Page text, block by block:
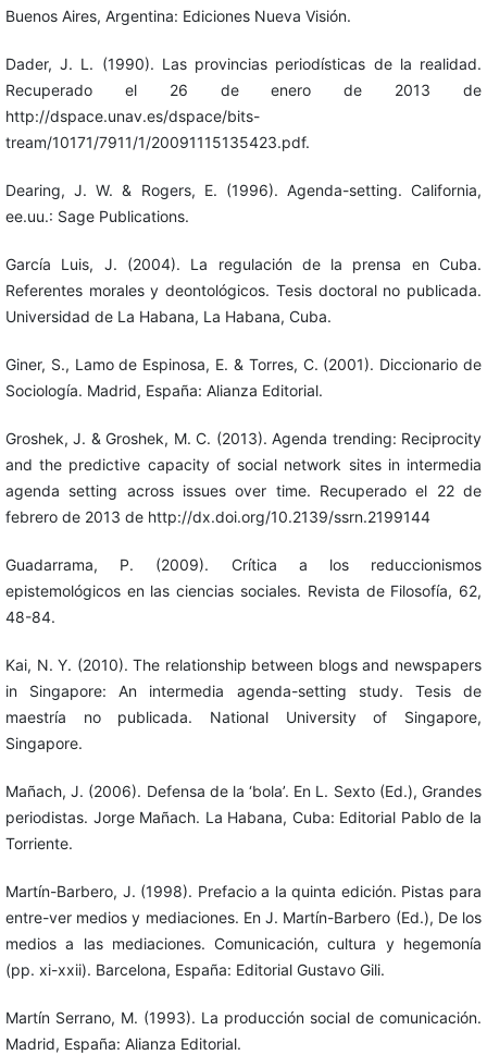
Buenos Aires, Argentina: Ediciones Nueva Visión.
Dader, J. L. (1990). Las provincias periodísticas de la realidad.
Recuperado el 26 de enero de 2013 de
http://dspace.unav.es/dspace/bits-
tream/10171/7911/1/20091115135423.pdf.
Dearing, J. W. & Rogers, E. (1996). Agenda-setting. California,
ee.uu.: Sage Publications.
García Luis, J. (2004). La regulación de la prensa en Cuba.
Referentes morales y deontológicos. Tesis doctoral no publicada.
Universidad de La Habana, La Habana, Cuba.
Giner, S., Lamo de Espinosa, E. & Torres, C. (2001). Diccionario de
Sociología. Madrid, España: Alianza Editorial.
Groshek, J. & Groshek, M. C. (2013). Agenda trending: Reciprocity
and the predictive capacity of social network sites in intermedia
agenda setting across issues over time. Recuperado el 22 de
febrero de 2013 de http://dx.doi.org/10.2139/ssrn.2199144
Guadarrama, P. (2009). Crítica a los reduccionismos
epistemológicos en las ciencias sociales. Revista de Filosofía, 62,
48-84.
Kai, N. Y. (2010). The relationship between blogs and newspapers
in Singapore: An intermedia agenda-setting study. Tesis de
maestría no publicada. National University of Singapore,
Singapore.
Mañach, J. (2006). Defensa de la ‘bola’. En L. Sexto (Ed.), Grandes
periodistas. Jorge Mañach. La Habana, Cuba: Editorial Pablo de la
Torriente.
Martín-Barbero, J. (1998). Prefacio a la quinta edición. Pistas para
entre-ver medios y mediaciones. En J. Martín-Barbero (Ed.), De los
medios a las mediaciones. Comunicación, cultura y hegemonía
(pp. xi-xxii). Barcelona, España: Editorial Gustavo Gili.
Martín Serrano, M. (1993). La producción social de comunicación.
Madrid, España: Alianza Editorial.